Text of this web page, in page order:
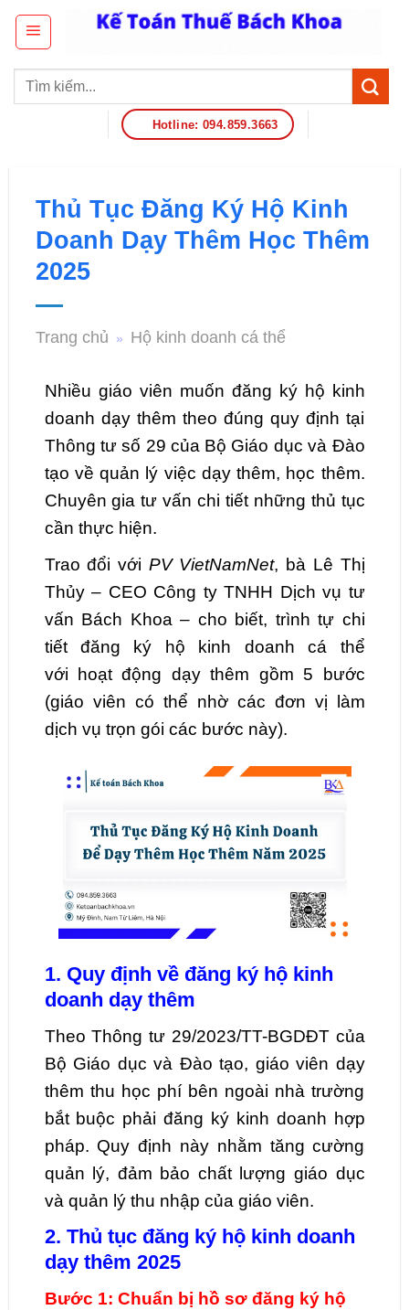
Hotline: 094.859.3663
Thủ Tục Đăng Ký Hộ Kinh
Doanh Dạy Thêm Học Thêm
2025
Trang chủ » Hộ kinh doanh cá thể
Nhiều giáo viên muốn đăng ký hộ kinh
doanh dạy thêm theo đúng quy định tại
Thông tư số 29 của Bộ Giáo dục và Đào
tạo về quản lý việc dạy thêm, học thêm.
Chuyên gia tư vấn chi tiết những thủ tục
cần thực hiện.
Trao đổi với PV VietNamNet, bà Lê Thị
Thủy – CEO Công ty TNHH Dịch vụ tư
vấn Bách Khoa – cho biết, trình tự chi
tiết đăng ký hộ kinh doanh cá thể
với hoạt động dạy thêm gồm 5 bước
(giáo viên có thể nhờ các đơn vị làm
dịch vụ trọn gói các bước này).
1. Quy định về đăng ký hộ kinh
doanh dạy thêm
Theo Thông tư 29/2023/TT-BGDĐT của
Bộ Giáo dục và Đào tạo, giáo viên dạy
thêm thu học phí bên ngoài nhà trường
bắt buộc phải đăng ký kinh doanh hợp
pháp. Quy định này nhằm tăng cường
quản lý, đảm bảo chất lượng giáo dục
và quản lý thu nhập của giáo viên.
2. Thủ tục đăng ký hộ kinh doanh
dạy thêm 2025
Bước 1: Chuẩn bị hồ sơ đăng ký hộ